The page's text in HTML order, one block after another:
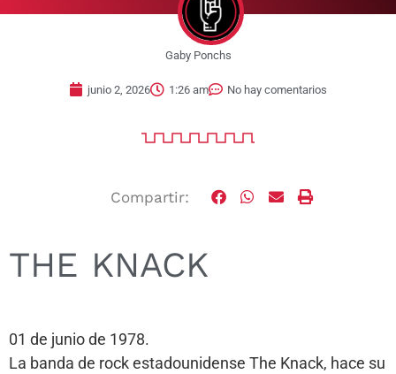
Gaby Ponchs
junio 2, 2026 1:26 am No hay comentarios
Compartir:
THE KNACK
01 de junio de 1978.
La banda de rock estadounidense The Knack, hace su